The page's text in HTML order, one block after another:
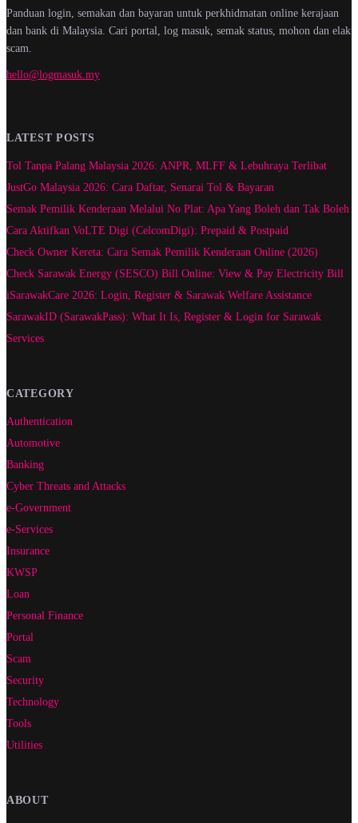
Panduan login, semakan dan bayaran untuk perkhidmatan online kerajaan
dan bank di Malaysia. Cari portal, log masuk, semak status, mohon dan elak
scam.
hello@logmasuk.my
LATEST POSTS
Tol Tanpa Palang Malaysia 2026: ANPR, MLFF & Lebuhraya Terlibat
JustGo Malaysia 2026: Cara Daftar, Senarai Tol & Bayaran
Semak Pemilik Kenderaan Melalui No Plat: Apa Yang Boleh dan Tak Boleh
Cara Aktifkan VoLTE Digi (CelcomDigi): Prepaid & Postpaid
Check Owner Kereta: Cara Semak Pemilik Kenderaan Online (2026)
Check Sarawak Energy (SESCO) Bill Online: View & Pay Electricity Bill
iSarawakCare 2026: Login, Register & Sarawak Welfare Assistance
SarawakID (SarawakPass): What It Is, Register & Login for Sarawak
Services
CATEGORY
Authentication
Automotive
Banking
Cyber Threats and Attacks
e-Government
e-Services
Insurance
KWSP
Loan
Personal Finance
Portal
Scam
Security
Technology
Tools
Utilities
ABOUT